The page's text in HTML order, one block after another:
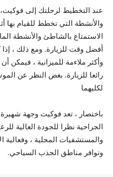
عند التخطيط لرحلتك إلى
والأنشطة التي تخطط للقيام بها
الاستمتاع بالشاطئ والأنشطة
أفضل وقت للزيارة. ومع ذلك ،
وأكثر ملاءمة للميزانية ، فيمكن
رائعا للزيارة. بغض النظر عن
لكليهما
باختصار ، تعد فوكيت وجهة شهيرة
الجراحية نظرا للجودة العالية
والمستشفيات المحلية ، وفعالية
وتوافر مناطق الجذب السياحي.